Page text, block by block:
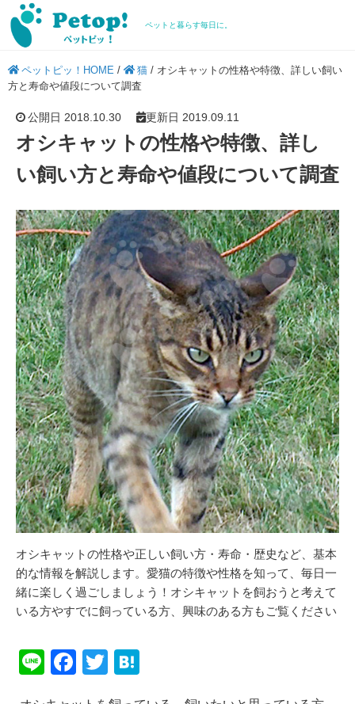
ペットと暮らす毎日に。
ペットピッ！HOME / 猫 / オシキャットの性格や特徴、詳しい飼い
方と寿命や値段について調査
公開日 2018.10.30 更新日 2019.09.11
オシキャットの性格や特徴、詳し
い飼い方と寿命や値段について調査
オシキャットの性格や正しい飼い方・寿命・歴史など、基本
的な情報を解説します。愛猫の特徴や性格を知って、毎日一
緒に楽しく過ごしましょう！オシキャットを飼おうと考えて
いる方やすでに飼っている方、興味のある方もご覧ください
Li
F
T